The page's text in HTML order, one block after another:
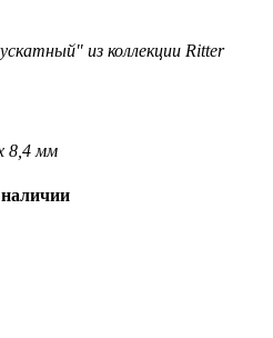
из коллекции Ritter
8,4 мм
наличии